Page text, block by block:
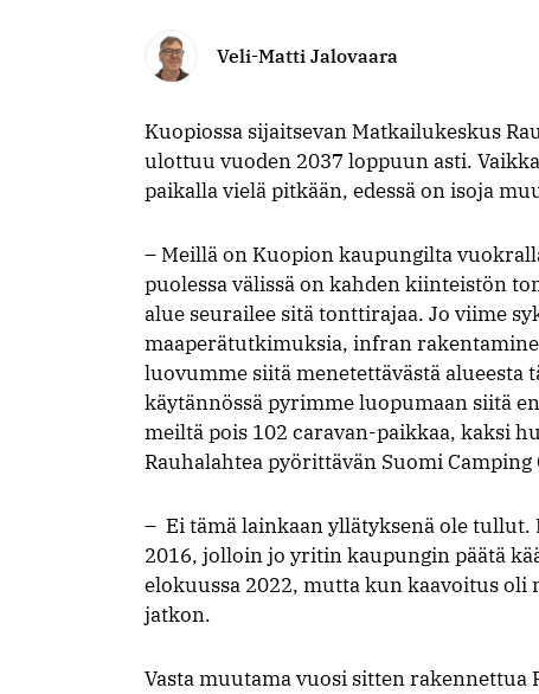
Veli-Matti Jalovaara
Kuopiossa sijaitsevan Matkailukeskus
ulottuu vuoden 2037 loppuun asti.
paikalla vielä pitkään, edessä on isoja
– Meillä on Kuopion kaupungilta
puolessa välissä on kahden kiinteistön
alue seurailee sitä tonttirajaa. Jo viime
maaperätutkimuksia, infran
luovumme siitä menetettävästä alueesta
käytännössä pyrimme luopumaan siitä
meiltä pois 102 caravan-paikkaa, kaksi
Rauhalahtea pyörittävän Suomi
– Ei tämä lainkaan yllätyksenä ole
2016, jolloin jo yritin kaupungin päätä
elokuussa 2022, mutta kun kaavoitus oli
jatkon.
Vasta muutama vuosi sitten rakennettua